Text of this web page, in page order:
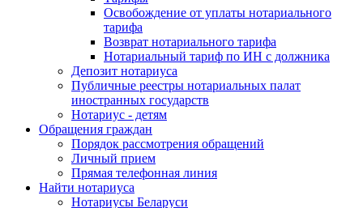
Освобождение от уплаты нотариального
тарифа
Возврат нотариального тарифа
Нотариальный тариф по ИН с должника
Депозит нотариуса
Публичные реестры нотариальных палат
иностранных государств
Нотариус - детям
Обращения граждан
Порядок рассмотрения обращений
Личный прием
Прямая телефонная линия
Найти нотариуса
Нотариусы Беларуси